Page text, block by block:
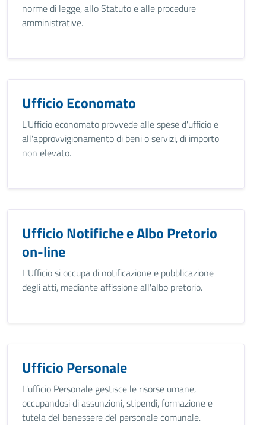
norme di legge, allo Statuto e alle procedure
amministrative.
Ufficio Economato
L'Ufficio economato provvede alle spese d'ufficio e
all'approvvigionamento di beni o servizi, di importo
non elevato.
Ufficio Notifiche e Albo Pretorio
on-line
L'Ufficio si occupa di notificazione e pubblicazione
degli atti, mediante affissione all'albo pretorio.
Ufficio Personale
L'ufficio Personale gestisce le risorse umane,
occupandosi di assunzioni, stipendi, formazione e
tutela del benessere del personale comunale.